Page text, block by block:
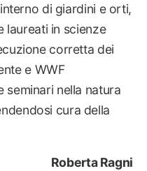
di giardini e orti,
laureati in scienze
corretta dei
e WWF
nella natura
cura della
Roberta Ragni